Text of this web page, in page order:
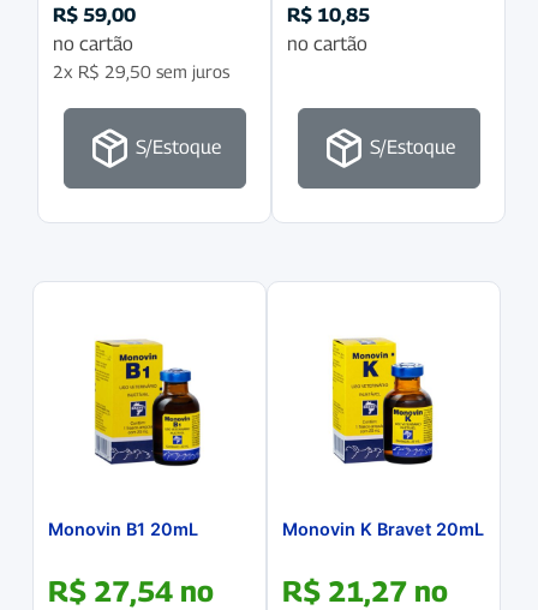
R$ 59,00
no cartão
2x R$ 29,50 sem juros
S/Estoque
R$ 10,85
no cartão
S/Estoque
Monovin B1 20mL
R$ 27,54 no
Monovin K Bravet 20mL
R$ 21,27 no